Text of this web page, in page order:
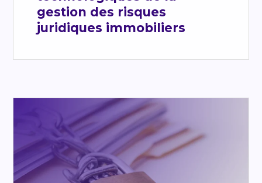
gestion des risques
juridiques immobiliers